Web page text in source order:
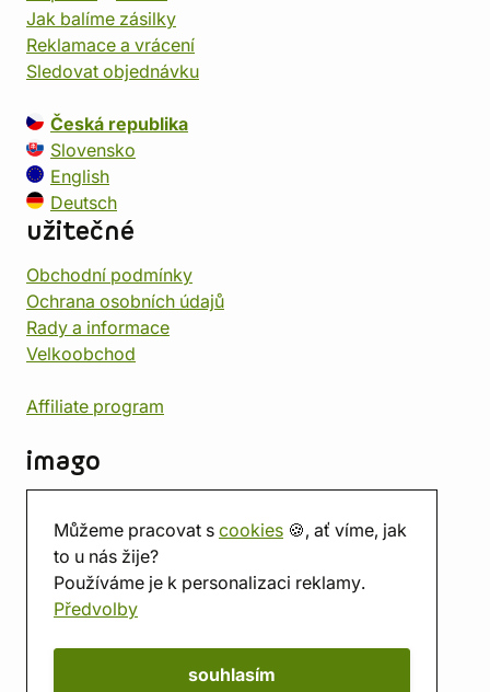
Můžeme pracovat s cookies 🍪, ať víme, jak
to u nás žije?
Používáme je k personalizaci reklamy.
Předvolby
souhlasím
Jak balíme zásilky
Reklamace a vrácení
Sledovat objednávku
Česká republika
Slovensko
English
Deutsch
užitečné
Obchodní podmínky
Ochrana osobních údajů
Rady a informace
Velkoobchod
Affiliate program
imago
Prodejna
Herna
O nás
Hodnocení obchodu